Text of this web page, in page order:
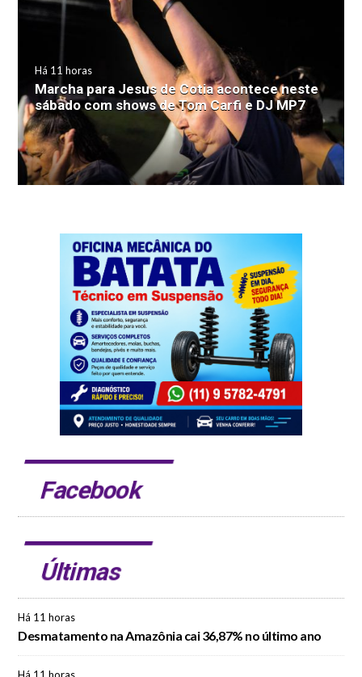
Há 11 horas
Marcha para Jesus de Cotia acontece neste
sábado com shows de Tom Carfi e DJ MP7
Facebook
Últimas
Há 11 horas
Desmatamento na Amazônia cai 36,87% no último ano